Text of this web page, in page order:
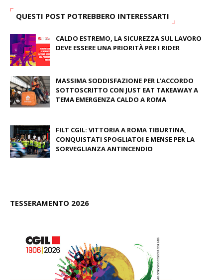
QUESTI POST POTREBBERO INTERESSARTI
CALDO ESTREMO, LA SICUREZZA SUL LAVORO
DEVE ESSERE UNA PRIORITÀ PER I RIDER
MASSIMA SODDISFAZIONE PER L’ACCORDO
SOTTOSCRITTO CON JUST EAT TAKEAWAY A
TEMA EMERGENZA CALDO A ROMA
FILT CGIL: VITTORIA A ROMA TIBURTINA,
CONQUISTATI SPOGLIATOI E MENSE PER LA
SORVEGLIANZA ANTINCENDIO
TESSERAMENTO 2026